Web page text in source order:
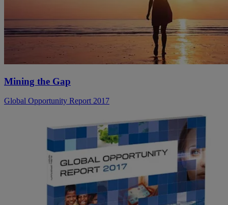
Mining the Gap
Global Opportunity Report 2017